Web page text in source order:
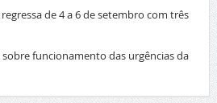
de 4 a 6 de setembro com três
funcionamento das urgências da